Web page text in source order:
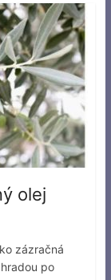
olej
zázračná
po